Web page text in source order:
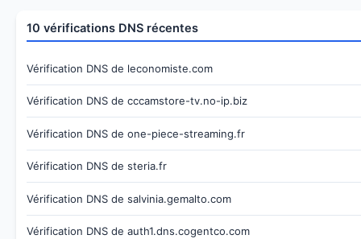
10 vérifications DNS récentes
Vérification DNS de leconomiste.com
Vérification DNS de cccamstore-tv.no-ip.biz
Vérification DNS de one-piece-streaming.fr
Vérification DNS de steria.fr
Vérification DNS de salvinia.gemalto.com
Vérification DNS de auth1.dns.cogentco.com